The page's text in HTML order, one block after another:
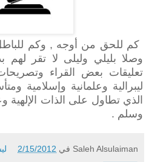
كم للحق من أوجه , وكم
وصلا بليلي وليلى لا تقر لهم
تعليقات بعض القراء
ليبرالية وعلمانية وإسلامية
الذي تطاول على الذات الإلهية
وسلم .
Saleh Alsulaiman في 2/15/2012